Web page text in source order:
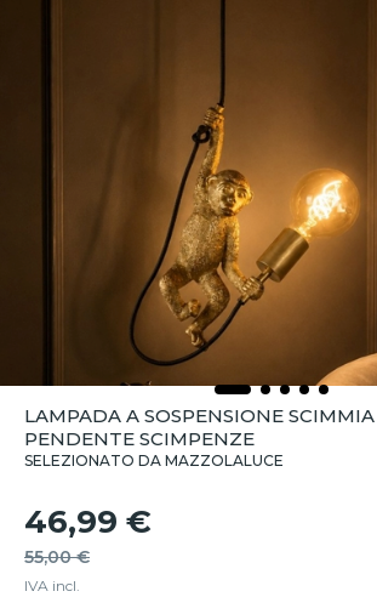
LAMPADA A SOSPENSIONE
PENDENTE SCIMPENZE
SELEZIONATO DA MAZZOLALUCE
46,99 €
55,00 €
IVA incl.